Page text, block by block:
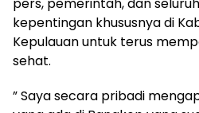
kepentingan khususnya di
Kepulauan untuk terus
sehat.
” Saya secara pribadi